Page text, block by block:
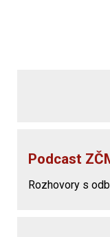
Podcast
Rozhovory s